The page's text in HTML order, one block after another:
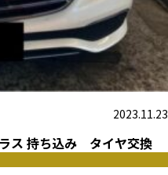
2023.11.23
ス 持ち込み タイヤ交換